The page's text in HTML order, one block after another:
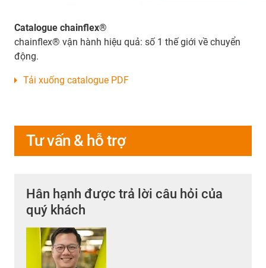
Catalogue chainflex®
chainflex® vận hành hiệu quả: số 1 thế giới về chuyển
động.
Tải xuống catalogue PDF
Tư vấn & hỗ trợ
Hân hạnh được trả lời câu hỏi của
quý khách